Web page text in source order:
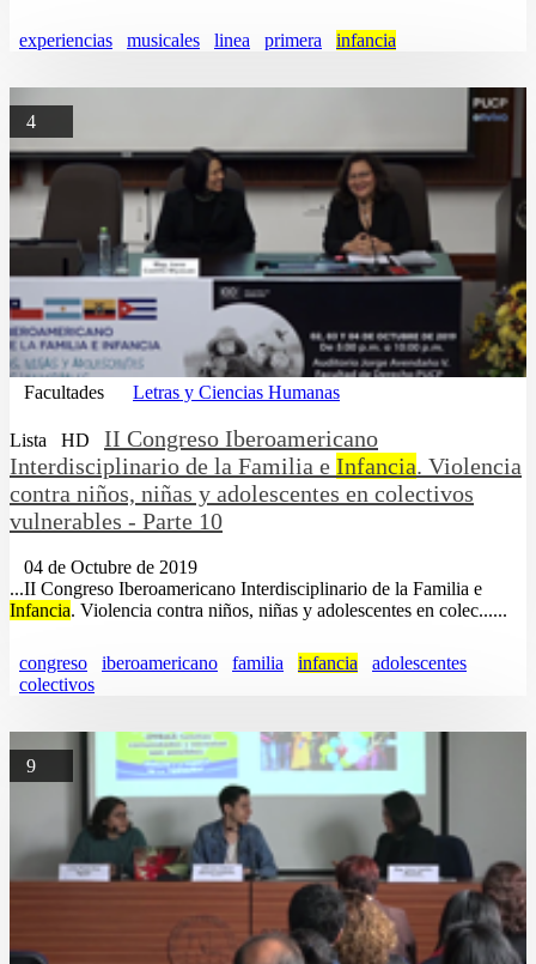
experiencias musicales linea primera infancia
4
Facultades Letras y Ciencias Humanas
Lista HD
II Congreso Iberoamericano
Interdisciplinario de la Familia e Infancia. Violencia
contra niños, niñas y adolescentes en colectivos
vulnerables - Parte 10
04 de Octubre de 2019
...II Congreso Iberoamericano Interdisciplinario de la Familia e
Infancia. Violencia contra niños, niñas y adolescentes en colec......
congreso iberoamericano familia infancia
adolescentes
colectivos
9